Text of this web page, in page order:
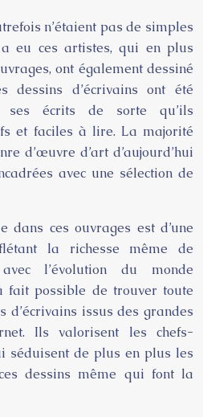
n’étaient pas de simples
eu ces artistes, qui en plus
ont également dessiné
dessins d’écrivains ont été
ses écrits de sorte qu’ils
et faciles à lire. La majorité
d’œuvre d’art d’aujourd’hui
avec une sélection de
dans ces ouvrages est d’une
la richesse même de
avec l’évolution du monde
fait possible de trouver toute
d’écrivains issus des grandes
Ils valorisent les chefs-
séduisent de plus en plus les
dessins même qui font la